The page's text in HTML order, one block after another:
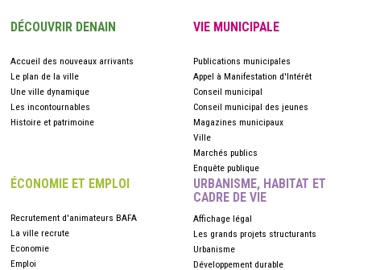
DÉCOUVRIR DENAIN
Accueil des nouveaux arrivants
Le plan de la ville
Une ville dynamique
Les incontournables
Histoire et patrimoine
VIE MUNICIPALE
Publications municipales
Appel à Manifestation d'Intérêt
Conseil municipal
Conseil municipal des jeunes
Magazines municipaux
Ville
Marchés publics
Enquête publique
ÉCONOMIE ET EMPLOI
Recrutement d'animateurs BAFA
La ville recrute
Economie
Emploi
URBANISME, HABITAT ET
CADRE DE VIE
Affichage légal
Les grands projets structurants
Urbanisme
Développement durable